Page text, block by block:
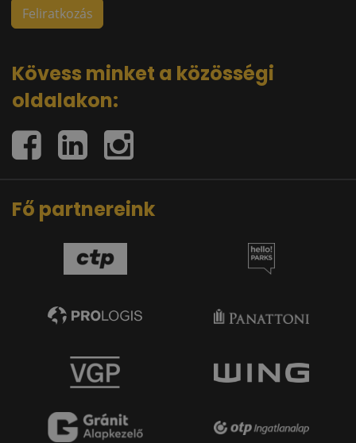
Kövess minket a közösségi
oldalakon:
Fő partnereink